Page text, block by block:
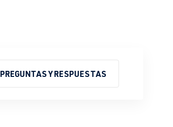
PREGUNTAS Y RESPUESTAS